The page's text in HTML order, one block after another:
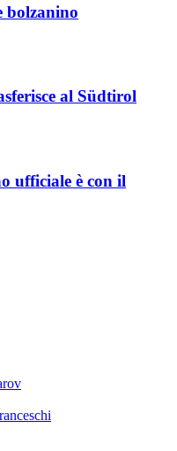
bolzanino
al Südtirol
ufficiale è con il